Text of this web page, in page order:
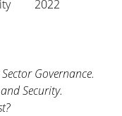
2022
Governance.
Security.